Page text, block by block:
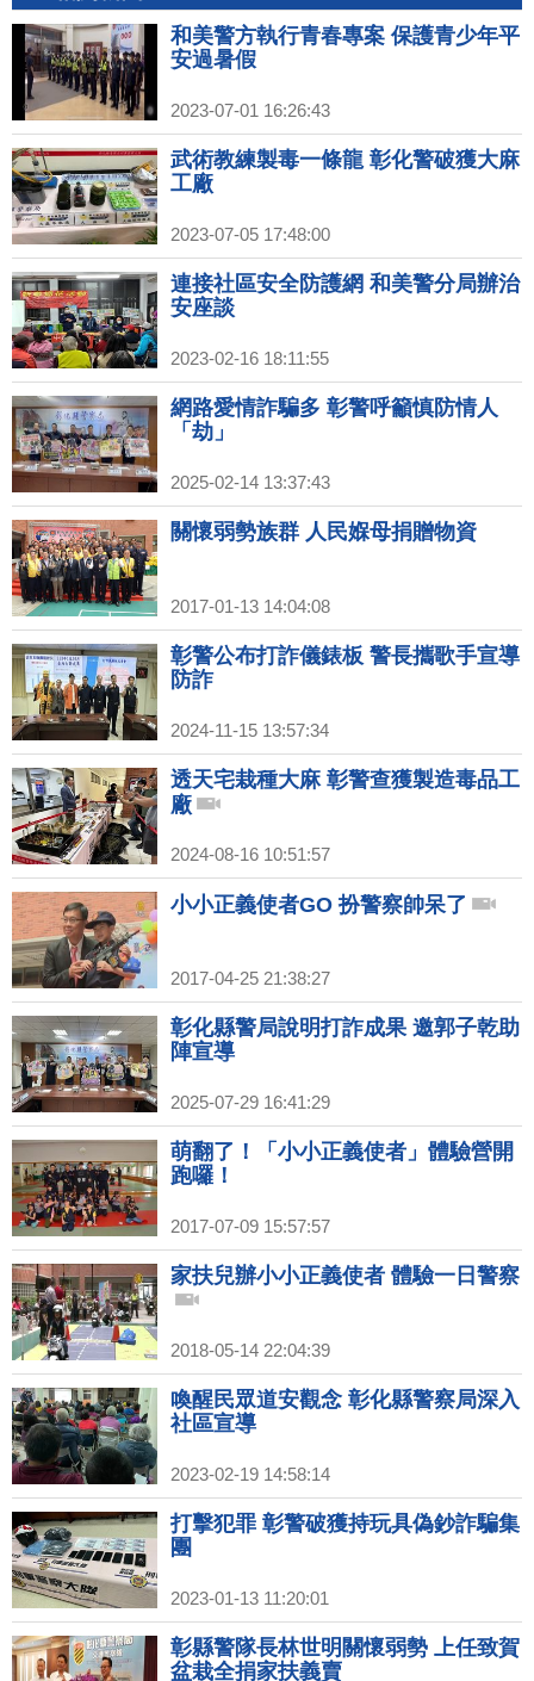
和美警方執行青春專案 保護青少年平
安過暑假
2023-07-01 16:26:43
武術教練製毒一條龍 彰化警破獲大麻
工廠
2023-07-05 17:48:00
連接社區安全防護網 和美警分局辦治
安座談
2023-02-16 18:11:55
網路愛情詐騙多 彰警呼籲慎防情人
「劫」
2025-02-14 13:37:43
關懷弱勢族群 人民媬母捐贈物資
2017-01-13 14:04:08
彰警公布打詐儀錶板 警長攜歌手宣導
防詐
2024-11-15 13:57:34
透天宅栽種大麻 彰警查獲製造毒品工
廠
2024-08-16 10:51:57
小小正義使者GO 扮警察帥呆了
2017-04-25 21:38:27
彰化縣警局說明打詐成果 邀郭子乾助
陣宣導
2025-07-29 16:41:29
萌翻了！「小小正義使者」體驗營開
跑囉！
2017-07-09 15:57:57
家扶兒辦小小正義使者 體驗一日警察
2018-05-14 22:04:39
喚醒民眾道安觀念 彰化縣警察局深入
社區宣導
2023-02-19 14:58:14
打擊犯罪 彰警破獲持玩具偽鈔詐騙集
團
2023-01-13 11:20:01
彰縣警隊長林世明關懷弱勢 上任致賀
盆栽全捐家扶義賣